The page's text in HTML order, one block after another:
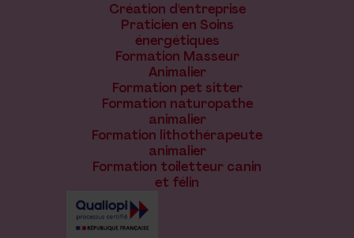
Création d'entreprise
Praticien en Soins
énergétiques
Formation Masseur
Animalier
Formation pet sitter
Formation naturopathe
animalier
Formation lithothérapeute
animalier
Formation toiletteur canin
et félin